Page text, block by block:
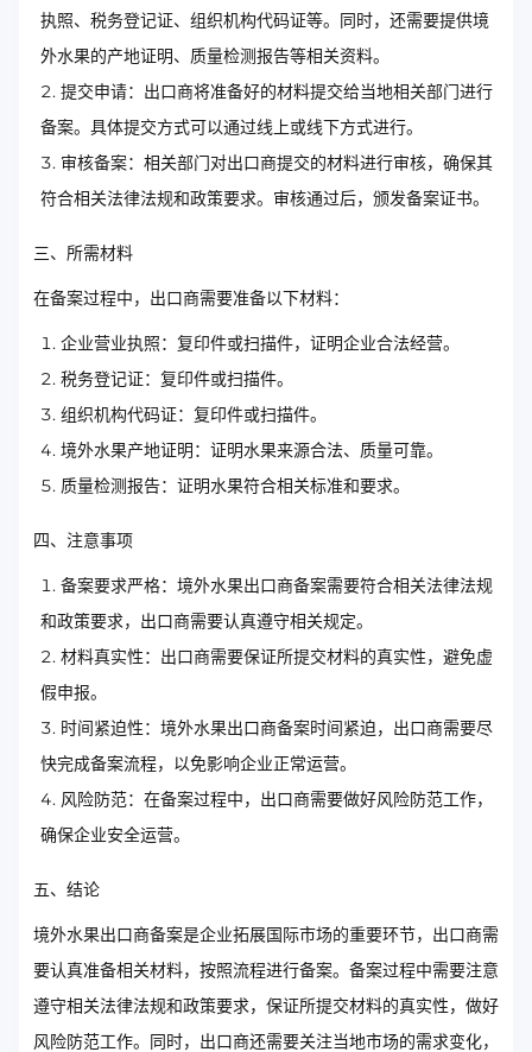
执照、税务登记证、组织机构代码证等。同时，还需要提供境
外水果的产地证明、质量检测报告等相关资料。
提交申请：出口商将准备好的材料提交给当地相关部门进行
备案。具体提交方式可以通过线上或线下方式进行。
审核备案：相关部门对出口商提交的材料进行审核，确保其
符合相关法律法规和政策要求。审核通过后，颁发备案证书。
三、所需材料
在备案过程中，出口商需要准备以下材料：
企业营业执照：复印件或扫描件，证明企业合法经营。
税务登记证：复印件或扫描件。
组织机构代码证：复印件或扫描件。
境外水果产地证明：证明水果来源合法、质量可靠。
质量检测报告：证明水果符合相关标准和要求。
四、注意事项
备案要求严格：境外水果出口商备案需要符合相关法律法规
和政策要求，出口商需要认真遵守相关规定。
材料真实性：出口商需要保证所提交材料的真实性，避免虚
假申报。
时间紧迫性：境外水果出口商备案时间紧迫，出口商需要尽
快完成备案流程，以免影响企业正常运营。
风险防范：在备案过程中，出口商需要做好风险防范工作，
确保企业安全运营。
五、结论
境外水果出口商备案是企业拓展国际市场的重要环节，出口商需
要认真准备相关材料，按照流程进行备案。备案过程中需要注意
遵守相关法律法规和政策要求，保证所提交材料的真实性，做好
风险防范工作。同时，出口商还需要关注当地市场的需求变化，